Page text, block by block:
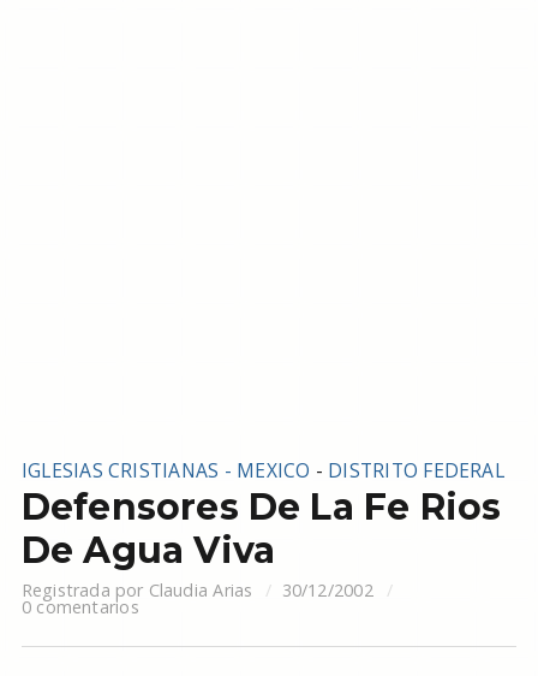
IGLESIAS CRISTIANAS - MEXICO - DISTRITO FEDERAL
Defensores De La Fe Rios
De Agua Viva
Registrada por Claudia Arias 30/12/2002
0 comentarios